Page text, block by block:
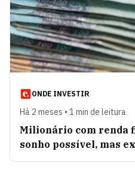
ONDE INVESTIR
Há 2 meses • 1 min de leitura
Milionário com renda
sonho possível, mas